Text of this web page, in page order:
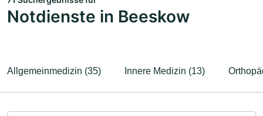
Notdienste in Beeskow
Allgemeinmedizin (35) Innere Medizin (13)